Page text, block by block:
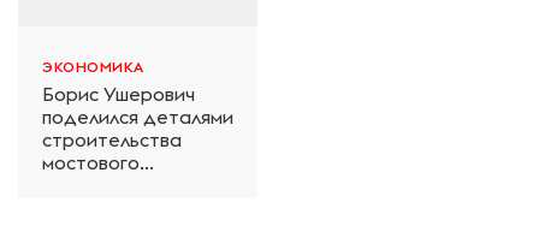
ЭКОНОМИКА
Борис Ушерович
поделился деталями
строительства
мостового